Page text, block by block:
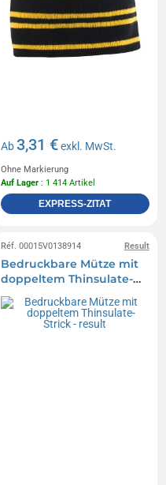
Ab3,31 €exkl. MwSt.
Ohne Markierung
Auf Lager : 1 414 Artikel
EXPRESS-ZITAT
Result
Réf. 00015V0138914
Bedruckbare Mütze mit
doppeltem Thinsulate-
Strick - result